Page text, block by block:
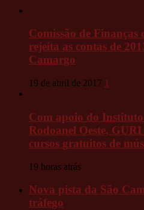
Comissão de
rejeita as contas de
Camargo
19 de abril de 2017 1
Com apoio do
Rodoanel Oeste,
cursos gratuitos de
19 horas atrás
Nova pista da São
tráfego